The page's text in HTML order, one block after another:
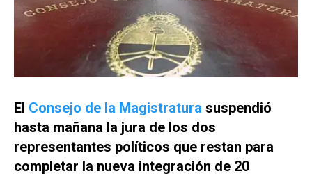
El Consejo de la Magistratura suspendió
hasta mañana la jura de los dos
representantes políticos que restan para
completar la nueva integración de 20